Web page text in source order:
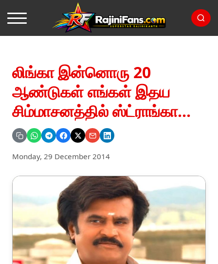
லிங்கா இன்னொரு 20
ஆண்டுகள் எங்கள் இதய
சிம்மாசனத்தில் ஸ்ட்ராங்கா...
Monday, 29 December 2014